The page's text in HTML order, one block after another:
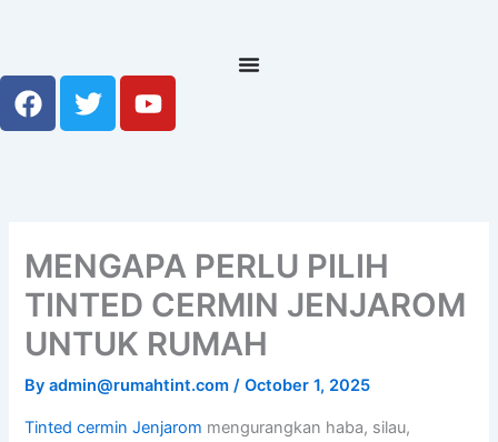
F
a
o
k
T
w
r
Y
o
e
MENGAPA PERLU PILIH
TINTED CERMIN JENJAROM
UNTUK RUMAH
Byadmin@rumahtint.com/October 1, 2025
Tinted cermin Jenjarom mengurangkan haba, silau,